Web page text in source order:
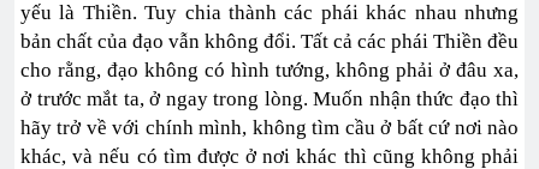
yếu là Thiền. Tuy chia thành các phái khác nhau nhưng
bản chất của đạo vẫn không đổi. Tất cả các phái Thiền đều
cho rằng, đạo không có hình tướng, không phải ở đâu xa,
ở trước mắt ta, ở ngay trong lòng. Muốn nhận thức đạo thì
hãy trở về với chính mình, không tìm cầu ở bất cứ nơi nào
khác, và nếu có tìm được ở nơi khác thì cũng không phải